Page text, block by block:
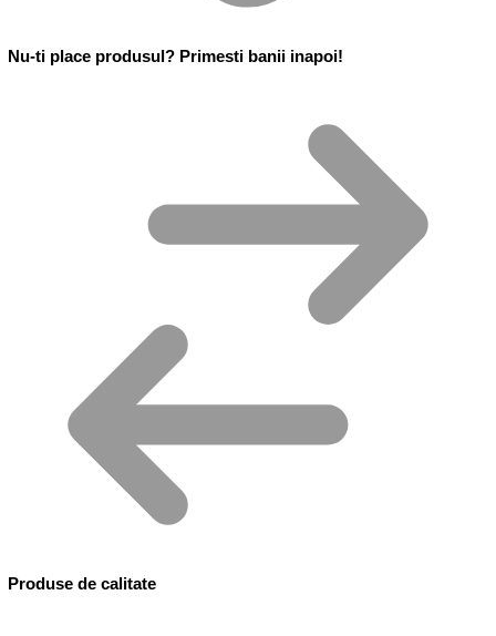
Nu-ti place produsul? Primesti banii inapoi!
Produse de calitate